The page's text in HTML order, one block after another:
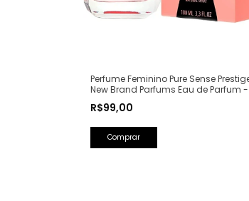
Perfume Feminino Pure Sense
New Brand Parfums Eau de Parfum -
Rabanne)
R$99,00